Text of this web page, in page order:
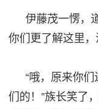
伊藤茂一愣，
你们更了解这里
“哦，原来你
们的！”族长笑了